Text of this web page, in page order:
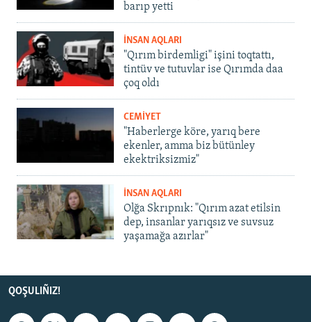
barıp yetti
İNSAN AQLARI
"Qırım birdemligi" işini toqtattı,
tintüv ve tutuvlar ise Qırımda daa
çoq oldı
CEMİYET
"Haberlerge köre, yarıq bere
ekenler, amma biz bütünley
ekektriksizmiz"
İNSAN AQLARI
Olğa Skrıpnık: "Qırım azat etilsin
dep, insanlar yarıqsız ve suvsuz
yaşamağa azırlar"
QOŞULIÑIZ!